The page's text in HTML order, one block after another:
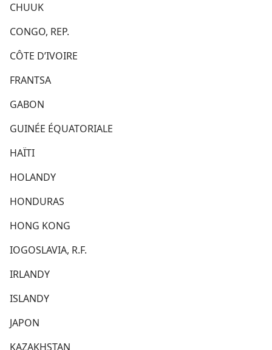
CHUUK
CONGO, REP.
CÔTE D’IVOIRE
FRANTSA
GABON
GUINÉE ÉQUATORIALE
HAÏTI
HOLANDY
HONDURAS
HONG KONG
IOGOSLAVIA, R.F.
IRLANDY
ISLANDY
JAPON
KAZAKHSTAN